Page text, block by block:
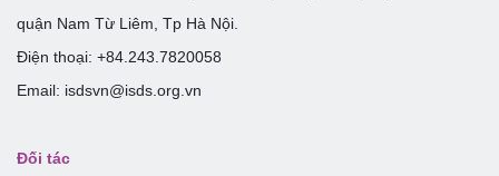
quận Nam Từ Liêm, Tp Hà Nội.
Điện thoại: +84.243.7820058
Email: isdsvn@isds.org.vn
Đối tác